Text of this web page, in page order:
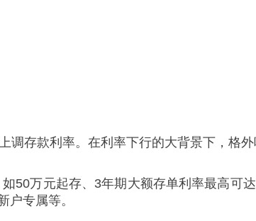
存款利率。在利率下行的大背景下，格外
50万元起存、3年期大额存单利率最高可
专属等。